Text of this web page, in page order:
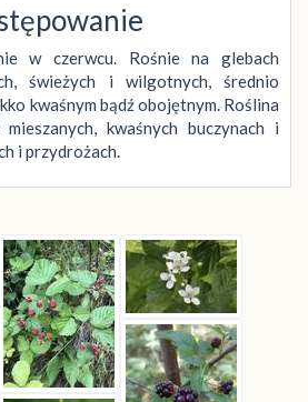
w czerwcu. Rośnie na glebach
świeżych i wilgotnych, średnio
kwaśnym bądź obojętnym. Roślina
kwaśnych buczynach i
i przydrożach.